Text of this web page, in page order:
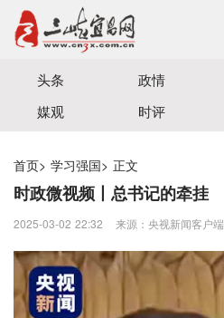
宜昌三峡融媒体中心主办
头条 政情
媒观
时评
首页> 学习强国> 正文
时政微视频丨总书记的牵挂
2025-03-02 22:32 来源：央视新闻客户端